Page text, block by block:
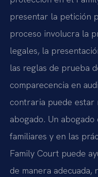
presentar la petición
proceso involucra la
legales, la
las reglas de prueba
comparecencia en
contraria puede
abogado. Un
familiares y en las
Family Court puede
de manera